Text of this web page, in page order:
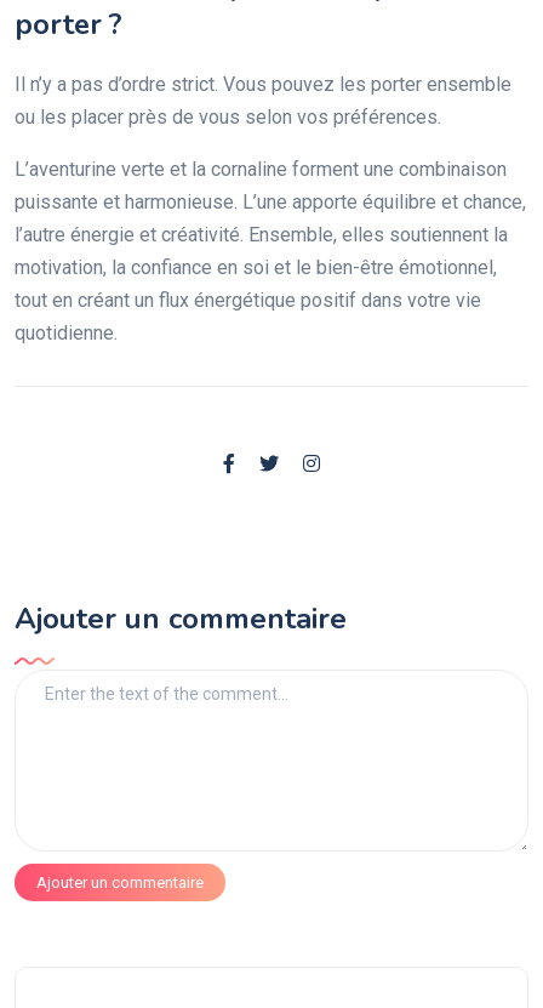
porter ?
Il n’y a pas d’ordre strict. Vous pouvez les porter ensemble
ou les placer près de vous selon vos préférences.
L’aventurine verte et la cornaline forment une combinaison
puissante et harmonieuse. L’une apporte équilibre et chance,
l’autre énergie et créativité. Ensemble, elles soutiennent la
motivation, la confiance en soi et le bien-être émotionnel,
tout en créant un flux énergétique positif dans votre vie
quotidienne.
Ajouter un commentaire
Ajouter un commentaire